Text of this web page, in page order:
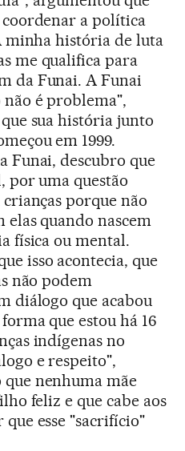
a política
minha história de luta
me qualifica para
da Funai. A Funai
é problema",
sua história junto
em 1999.
Funai, descubro que
por uma questão
porque não
elas quando nascem
física ou mental.
isso acontecia, que
não podem
diálogo que acabou
que estou há 16
indígenas no
e respeito",
nenhuma mãe
feliz e que cabe aos
esse "sacrifício"